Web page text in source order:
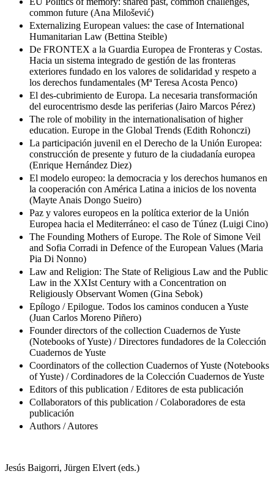
common future (Ana Milošević)
Externalizing European values: the case of International
Humanitarian Law (Bettina Steible)
De FRONTEX a la Guardia Europea de Fronteras y Costas.
Hacia un sistema integrado de gestión de las fronteras
exteriores fundado en los valores de solidaridad y respeto a
los derechos fundamentales (Mª Teresa Acosta Penco)
El des-cubrimiento de Europa. La necesaria transformación
del eurocentrismo desde las periferias (Jairo Marcos Pérez)
The role of mobility in the internationalisation of higher
education. Europe in the Global Trends (Edith Rohonczi)
La participación juvenil en el Derecho de la Unión Europea:
construcción de presente y futuro de la ciudadanía europea
(Enrique Hernández Diez)
El modelo europeo: la democracia y los derechos humanos en
la cooperación con América Latina a inicios de los noventa
(Mayte Anais Dongo Sueiro)
Paz y valores europeos en la política exterior de la Unión
Europea hacia el Mediterráneo: el caso de Túnez (Luigi Cino)
The Founding Mothers of Europe. The Role of Simone Veil
and Sofia Corradi in Defence of the European Values (Maria
Pia Di Nonno)
Law and Religion: The State of Religious Law and the Public
Law in the XXIst Century with a Concentration on
Religiously Observant Women (Gina Sebok)
Epílogo / Epilogue. Todos los caminos conducen a Yuste
(Juan Carlos Moreno Piñero)
Founder directors of the collection Cuadernos de Yuste
(Notebooks of Yuste) / Directores fundadores de la Colección
Cuadernos de Yuste
Coordinators of the collection Cuadernos of Yuste (Notebooks
of Yuste) / Cordinadores de la Colección Cuadernos de Yuste
Editors of this publication / Editores de esta publicación
Collaborators of this publication / Colaboradores de esta
publicación
Authors / Autores
Jesús Baigorri, Jürgen Elvert (eds.)